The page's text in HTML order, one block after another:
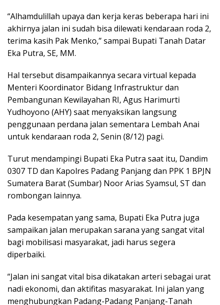
“Alhamdulillah upaya dan kerja keras beberapa hari ini
akhirnya jalan ini sudah bisa dilewati kendaraan roda 2,
terima kasih Pak Menko,” sampai Bupati Tanah Datar
Eka Putra, SE, MM.
Hal tersebut disampaikannya secara virtual kepada
Menteri Koordinator Bidang Infrastruktur dan
Pembangunan Kewilayahan RI, Agus Harimurti
Yudhoyono (AHY) saat menyaksikan langsung
penggunaan perdana jalan sementara Lembah Anai
untuk kendaraan roda 2, Senin (8/12) pagi.
Turut mendampingi Bupati Eka Putra saat itu, Dandim
0307 TD dan Kapolres Padang Panjang dan PPK 1 BPJN
Sumatera Barat (Sumbar) Noor Arias Syamsul, ST dan
rombongan lainnya.
Pada kesempatan yang sama, Bupati Eka Putra juga
sampaikan jalan merupakan sarana yang sangat vital
bagi mobilisasi masyarakat, jadi harus segera
diperbaiki.
“Jalan ini sangat vital bisa dikatakan arteri sebagai urat
nadi ekonomi, dan aktifitas masyarakat. Ini jalan yang
menghubungkan Padang-Padang Panjang-Tanah